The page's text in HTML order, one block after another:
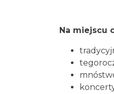
Na miejscu